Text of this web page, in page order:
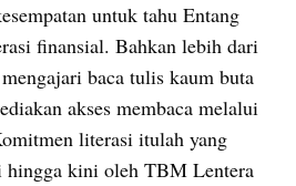
untuk tahu Entang
finansial. Bahkan lebih dari
baca tulis kaum buta
akses membaca melalui
literasi itulah yang
kini oleh TBM Lentera